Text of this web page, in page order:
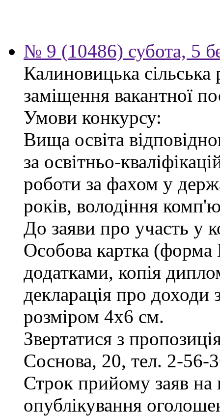
№ 9 (10486) субота, 5
Калиновицька
заміщення вакантної
Умови конкурсу:
Вища освіта
за освітньо-
роботи за фахом у
років, володіння
До заяви про участь у
Особова картка
додатками, копія
декларація про доходи
розміром 4х6 см.
Звертатися з
Соснова, 20, тел. 2-56-
Строк прийому заяв на
опублікування